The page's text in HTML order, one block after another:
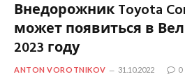
Внедорожник Toyota
может появиться в
2023 году
ANTON VOROTNIKOV 31.10.2022 0